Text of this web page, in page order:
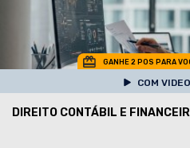
GANHE 2 POS PARA
COM
DIREITO CONTÁBIL E